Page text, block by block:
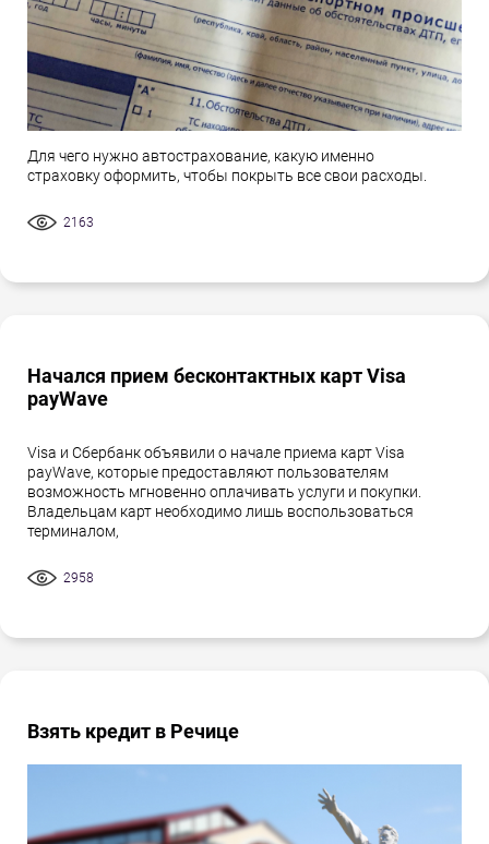
Для чего нужно автострахование, какую именно
страховку оформить, чтобы покрыть все свои расходы.
2163
Начался прием бесконтактных карт Visa
payWave
Visa и Сбербанк объявили о начале приема карт Visa
payWave, которые предоставляют пользователям
возможность мгновенно оплачивать услуги и покупки.
Владельцам карт необходимо лишь воспользоваться
терминалом,
2958
Взять кредит в Речице